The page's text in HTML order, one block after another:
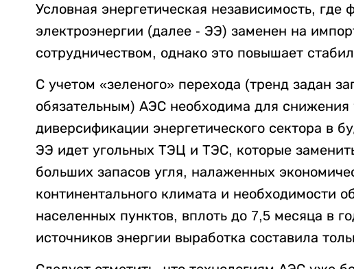
Условная энергетическая независимость, где
электроэнергии (далее - ЭЭ) заменен на
сотрудничеством, однако это повышает
С учетом «зеленого» перехода (тренд задан
обязательным) АЭС необходима для снижения
диверсификации энергетического сектора в
ЭЭ идет угольных ТЭЦ и ТЭС, которые
больших запасов угля, налаженных
континентального климата и необходимости
населенных пунктов, вплоть до 7,5 месяца в
источников энергии выработка составила